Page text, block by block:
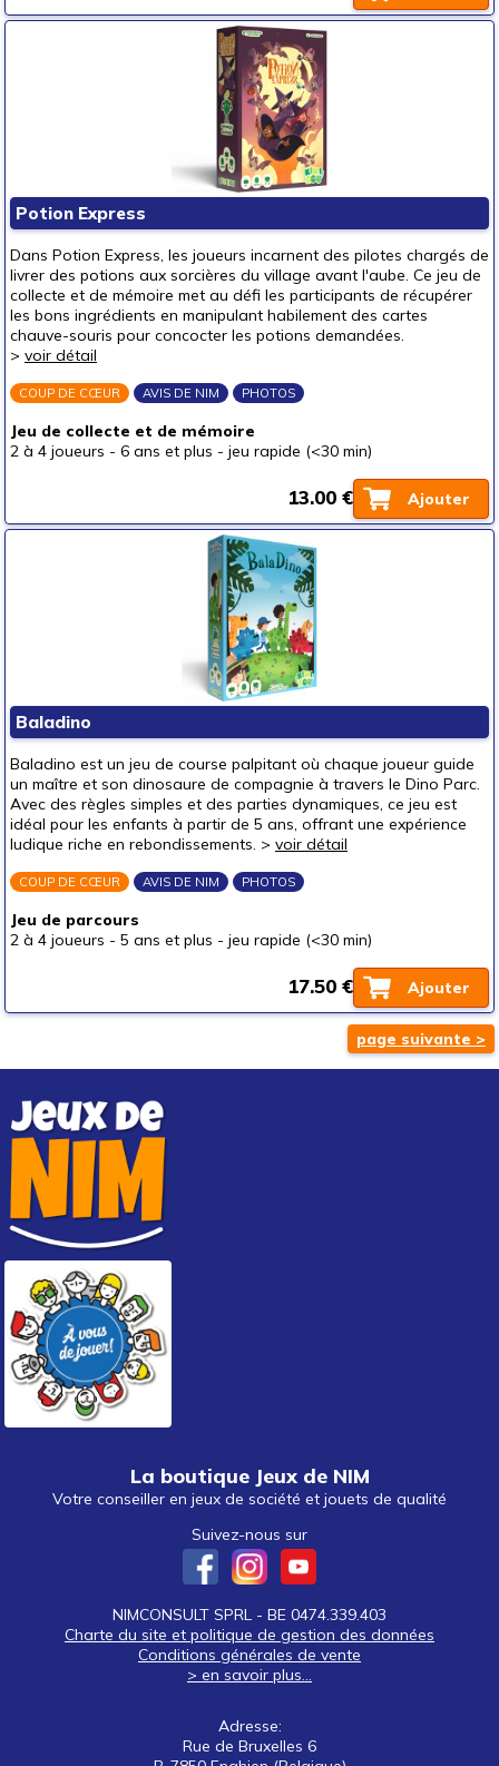
Potion Express
Dans Potion Express, les joueurs incarnent des pilotes chargés de
livrer des potions aux sorcières du village avant l'aube. Ce jeu de
collecte et de mémoire met au défi les participants de récupérer
les bons ingrédients en manipulant habilement des cartes
chauve-souris pour concocter les potions demandées.
> voir détail
COUP DE CŒUR AVIS DE NIM PHOTOS
Jeu de collecte et de mémoire
2 à 4 joueurs - 6 ans et plus - jeu rapide (<30 min)
Ajouter
13.00 €
Baladino
Baladino est un jeu de course palpitant où chaque joueur guide
un maître et son dinosaure de compagnie à travers le Dino Parc.
Avec des règles simples et des parties dynamiques, ce jeu est
idéal pour les enfants à partir de 5 ans, offrant une expérience
ludique riche en rebondissements. > voir détail
COUP DE CŒUR AVIS DE NIM PHOTOS
Jeu de parcours
2 à 4 joueurs - 5 ans et plus - jeu rapide (<30 min)
Ajouter
17.50 €
page suivante >
La boutique Jeux de NIM
Votre conseiller en jeux de société et jouets de qualité
Suivez-nous sur
NIMCONSULT SPRL - BE 0474.339.403
Charte du site et politique de gestion des données
Conditions générales de vente
> en savoir plus...
Adresse:
Rue de Bruxelles 6